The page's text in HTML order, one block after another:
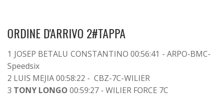
ORDINE D'ARRIVO 2#TAPPA
1 JOSEP BETALU CONSTANTINO 00:56:41 - ARPO-BMC-
Speedsix
2 LUIS MEJIA 00:58:22 - CBZ-7C-WILIER
3 TONY LONGO 00:59:27 - WILIER FORCE 7C